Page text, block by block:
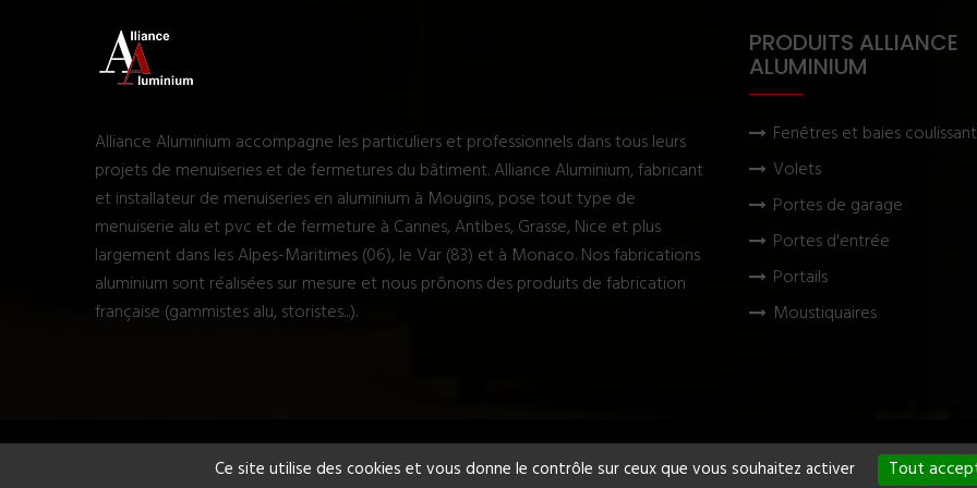
Alliance Aluminium accompagne les particuliers et professionnels dans tous leurs
projets de menuiseries et de fermetures du bâtiment. Alliance Aluminium, fabricant
et installateur de menuiseries en aluminium à Mougins, pose tout type de
menuiserie alu et pvc et de fermeture à Cannes, Antibes, Grasse, Nice et plus
largement dans les Alpes-Maritimes (06), le Var (83) et à Monaco. Nos fabrications
aluminium sont réalisées sur mesure et nous prônons des produits de fabrication
française (gammistes alu, storistes...).
PRODUITS ALLIANCE
ALUMINIUM
Fenêtres et baies
Volets
Portes de garage
Portes d'entrée
Portails
Moustiquaires
Conception site Internet Cannes Agence LINX
Ce site utilise des cookies et vous donne le contrôle sur ceux que vous souhaitez activer Tout